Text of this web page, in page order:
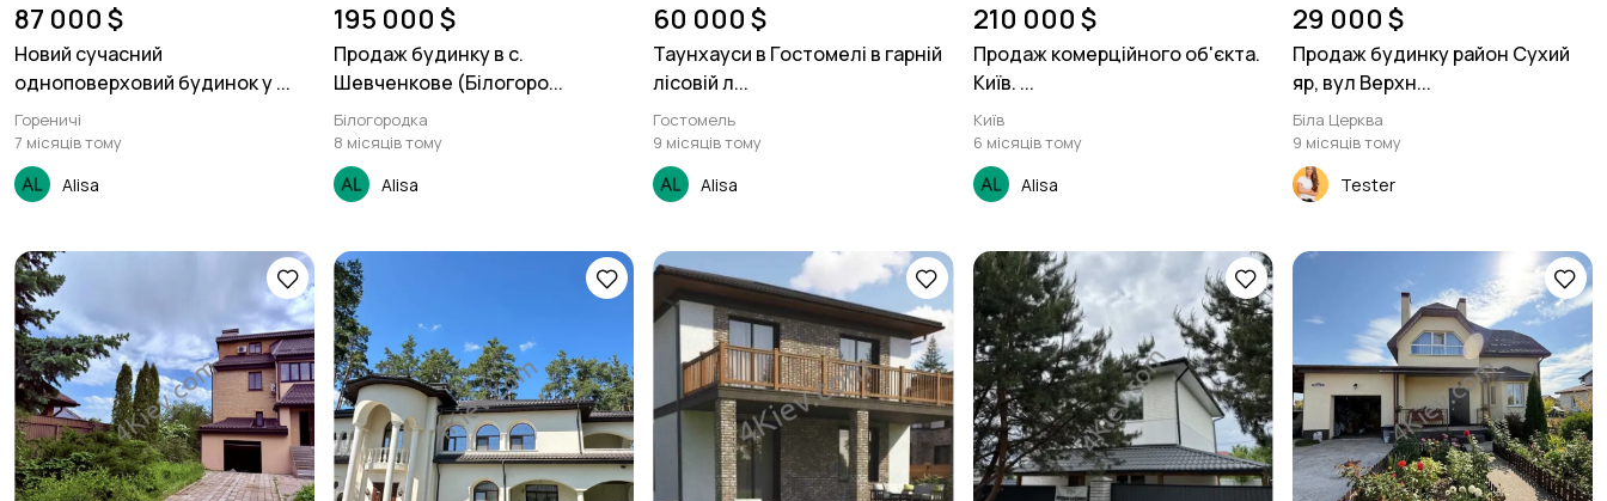
87 000 $
Новий сучасний
одноповерховий будинок у ...
Гореничі
7 місяців тому
Alisa
195 000 $
Продаж будинку в с.
Шевченкове (Білогоро...
Білогородка
8 місяців тому
Alisa
60 000 $
Таунхауси в Гостомелі в гарній
лісовій л...
Гостомель
9 місяців тому
Alisa
210 000 $
Продаж комерційного об'єкта.
Київ. ...
Київ
6 місяців тому
Alisa
29 000 $
Продаж будинку район Сухий
яр, вул Верхн...
Біла Церква
9 місяців тому
Tester